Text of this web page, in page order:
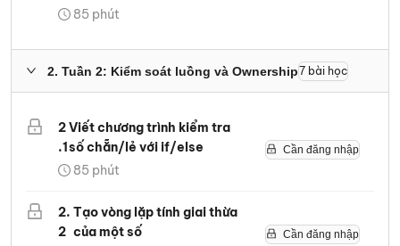
85 phút
2. Tuần 2: Kiểm soát luồng và Ownership7 bài học
2
.1
Viết chương trình kiểm tra
số chẵn/lẻ với if/else
85 phút
Cần đăng nhập
2.
2
Tạo vòng lặp tính giai thừa
của một số
Cần đăng nhập